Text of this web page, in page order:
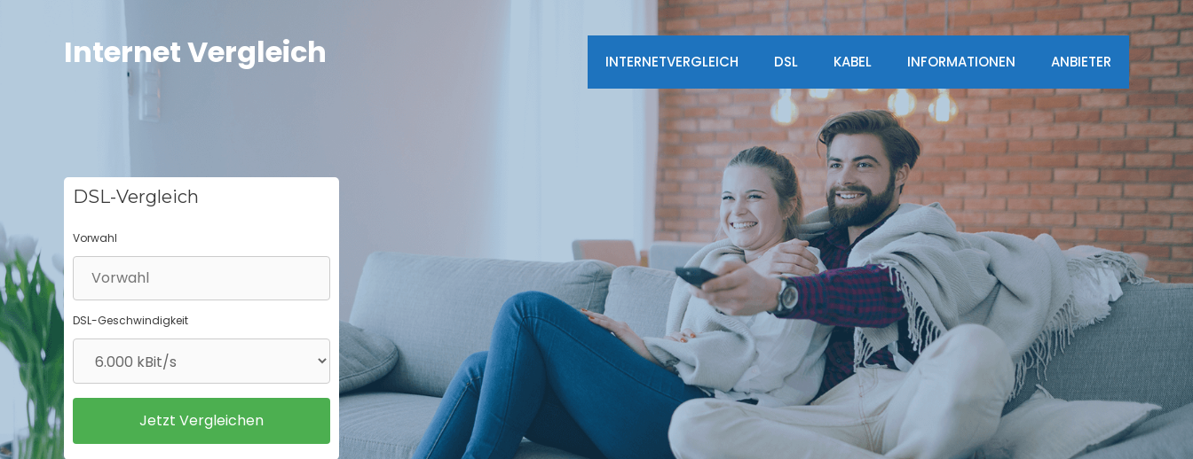
Internet Vergleich INTERNETVERGLEICH DSL KABEL INFORMATIONEN ANBIETER
DSL-Vergleich
Vorwahl
DSL-Geschwindigkeit